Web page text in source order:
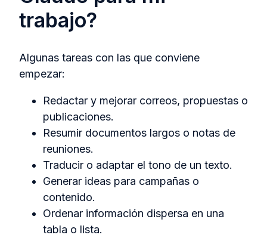
trabajo?
Algunas tareas con las que conviene
empezar:
Redactar y mejorar correos, propuestas o
publicaciones.
Resumir documentos largos o notas de
reuniones.
Traducir o adaptar el tono de un texto.
Generar ideas para campañas o
contenido.
Ordenar información dispersa en una
tabla o lista.